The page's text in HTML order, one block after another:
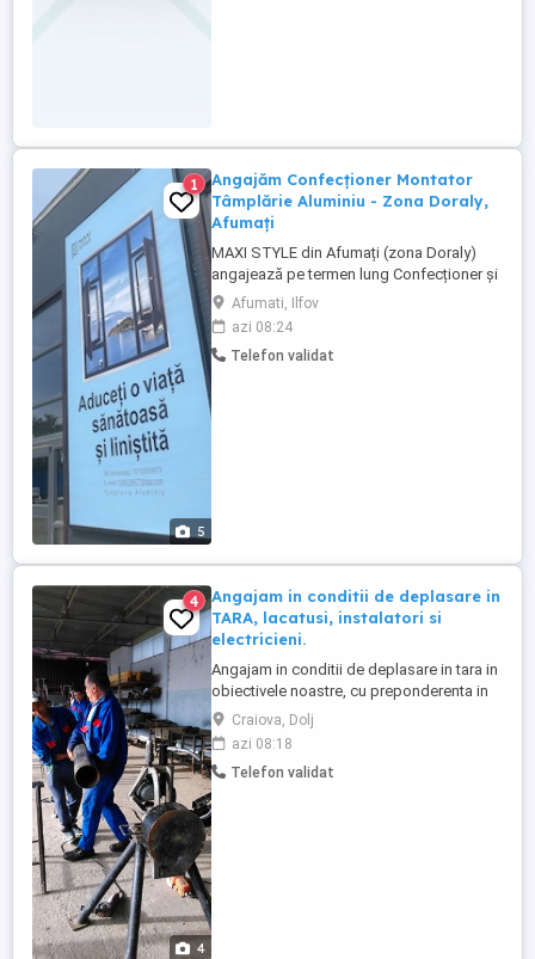
5
1
Angajăm Confecționer Montator
Tâmplărie Aluminiu - Zona Doraly,
Afumați
MAXI STYLE din Afumați (zona Doraly)
angajează pe termen lung Confecționer și
Montator Tâmplărie Aluminiu. Cerinte
Experiență în domeniu (confecționare în
atelier sau montaj pe șantier); Seriozitate,
punctualitate și dorință de muncă; Abilități
Afumati, Ilfov
azi 08:24
Telefon validat
4
4
Angajam in conditii de deplasare in
TARA, lacatusi, instalatori si
electricieni.
Angajam in conditii de deplasare in tara in
obiectivele noastre, cu preponderenta in
Bucuresti. - Se asigura cazare, diurna si
decontarea tuturor cheltuielilor, inclusiv
transport. - Cazare de foarte buna calitate,
Pensiuni, Motel, Apartamente de foarte
Craiova, Dolj
azi 08:18
Telefon validat